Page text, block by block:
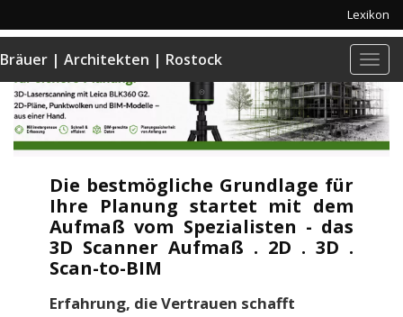
Lexikon
Bräuer | Architekten | Rostock
Die bestmögliche Grundlage für
Ihre Planung startet mit dem
Aufmaß vom Spezialisten - das
3D Scanner Aufmaß . 2D . 3D .
Scan-to-BIM
Erfahrung, die Vertrauen schafft